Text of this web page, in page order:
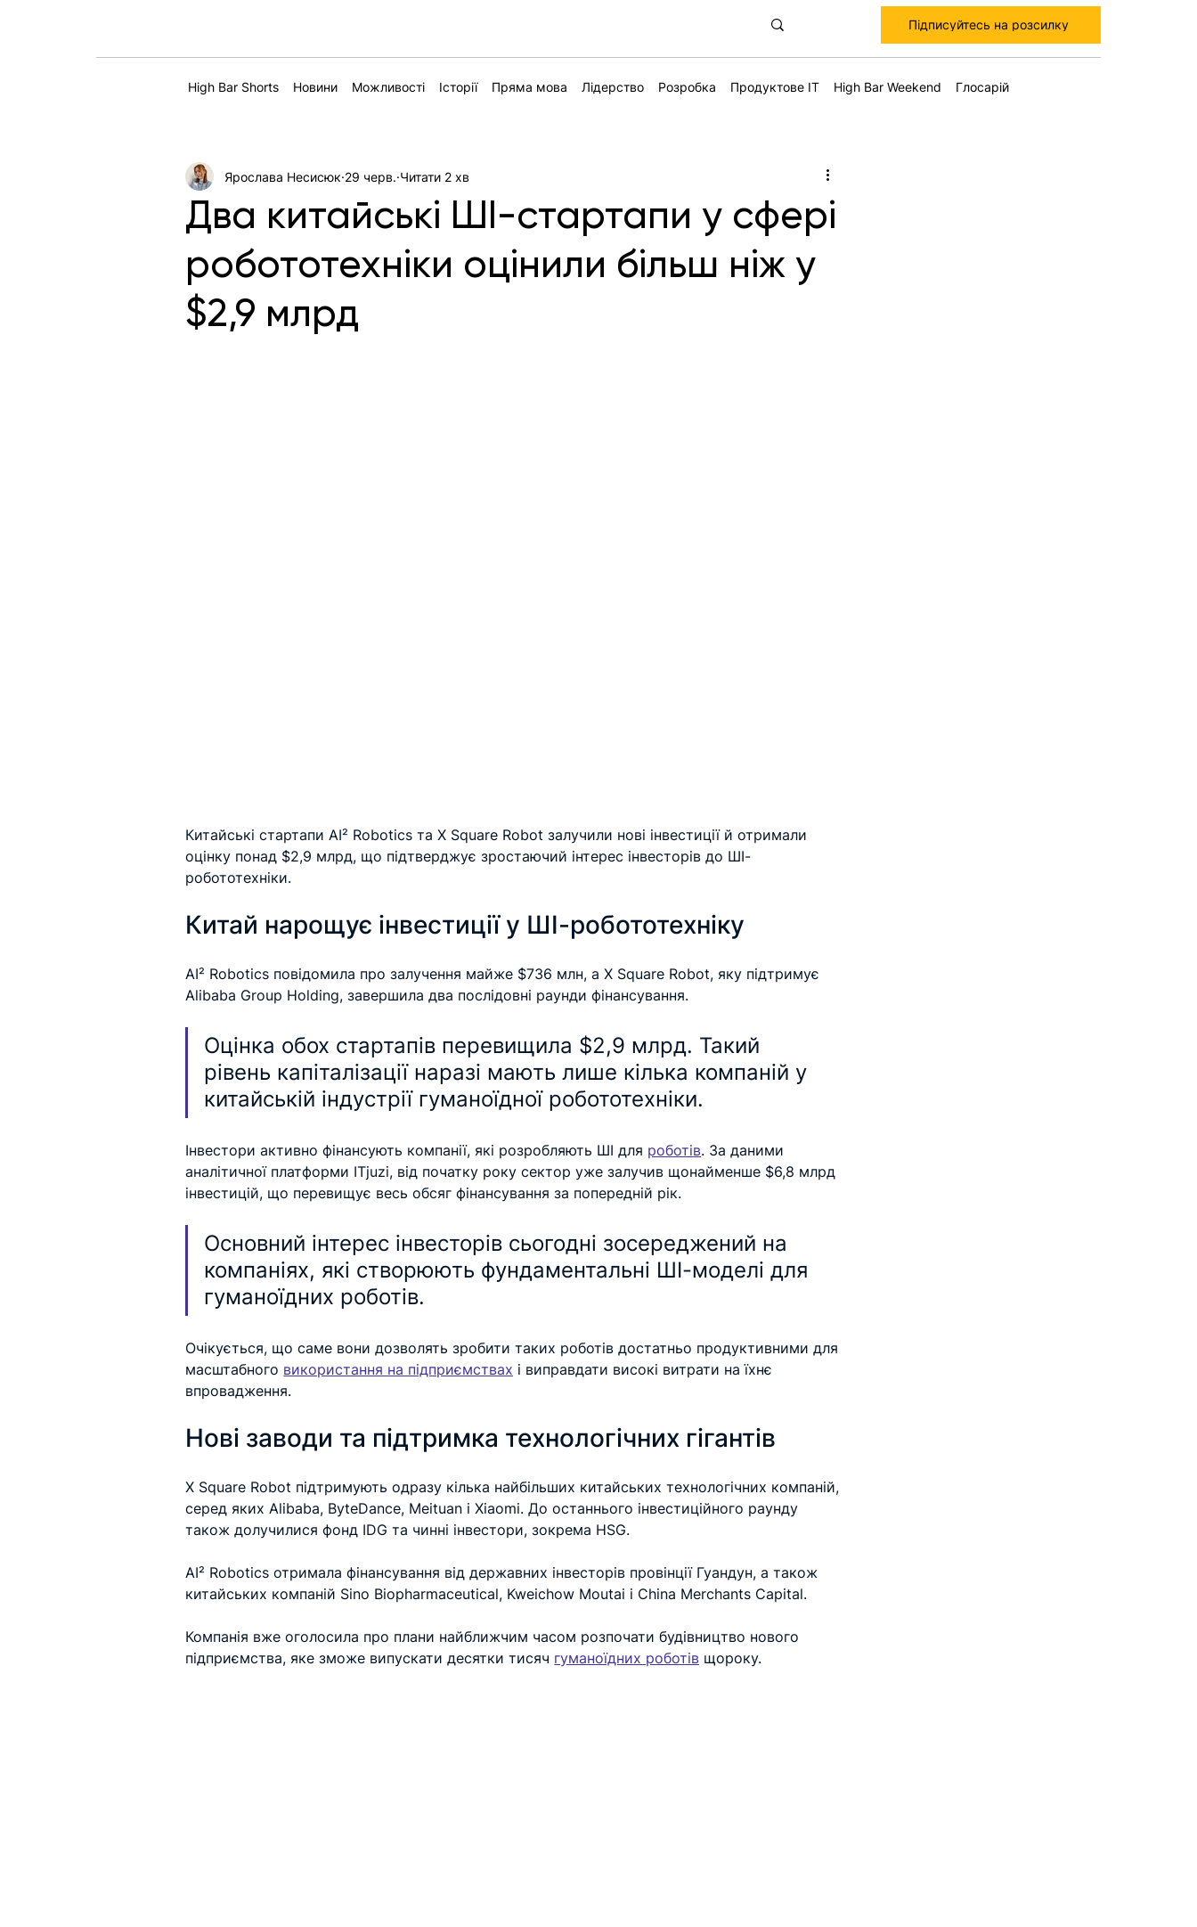
Підписуйтесь на розсилку
High Bar Shorts Новини Можливості Історії Пряма мова Лідерство Розробка Продуктове IT High Bar Weekend Глосарій
Два китайські ШІ-стартапи у сфері
робототехніки оцінили більш ніж у
$2,9 млрд
Ярослава Несисюк 29 черв. Читати 2 хв
Китайські стартапи AI² Robotics та X Square Robot залучили нові інвестиції й отримали
оцінку понад $2,9 млрд, що підтверджує зростаючий інтерес інвесторів до ШІ-
робототехніки.
Китай нарощує інвестиції у ШІ-робототехніку
AI² Robotics повідомила про залучення майже $736 млн, а X Square Robot, яку підтримує
Alibaba Group Holding, завершила два послідовні раунди фінансування.
Оцінка обох стартапів перевищила $2,9 млрд. Такий
рівень капіталізації наразі мають лише кілька компаній у
китайській індустрії гуманоїдної робототехніки.
Інвестори активно фінансують компанії, які розробляють ШІ для роботів. За даними
аналітичної платформи ITjuzi, від початку року сектор уже залучив щонайменше $6,8 млрд
інвестицій, що перевищує весь обсяг фінансування за попередній рік.
Основний інтерес інвесторів сьогодні зосереджений на
компаніях, які створюють фундаментальні ШІ-моделі для
гуманоїдних роботів.
Очікується, що саме вони дозволять зробити таких роботів достатньо продуктивними для
масштабного використання на підприємствах і виправдати високі витрати на їхнє
впровадження.
Нові заводи та підтримка технологічних гігантів
X Square Robot підтримують одразу кілька найбільших китайських технологічних компаній,
серед яких Alibaba, ByteDance, Meituan і Xiaomi. До останнього інвестиційного раунду
також долучилися фонд IDG та чинні інвестори, зокрема HSG.
AI² Robotics отримала фінансування від державних інвесторів провінції Гуандун, а також
китайських компаній Sino Biopharmaceutical, Kweichow Moutai і China Merchants Capital.
Компанія вже оголосила про плани найближчим часом розпочати будівництво нового
підприємства, яке зможе випускати десятки тисяч гуманоїдних роботів щороку.